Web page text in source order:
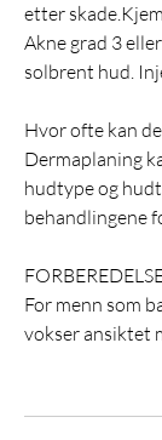
etter
Akne grad 3
solbrent hud.
Hvor ofte kan
Dermaplaning
hudtype og
behandlingene
For menn som
vokser ansiktet